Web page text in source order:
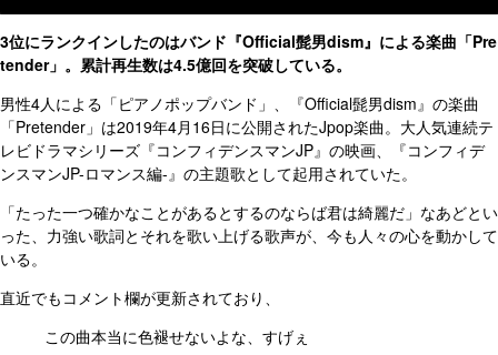
3位にランクインしたのはバンド『Official髭男dism』による楽曲「Pre
tender」。累計再生数は4.5億回を突破している。
男性4人による「ピアノポップバンド」、『Official髭男dism』の楽曲
「Pretender」は2019年4月16日に公開されたJpop楽曲。 大人気連続テ
レビドラマシリーズ『コンフィデンスマンJP』の映画、『コンフィデ
ンスマンJP-ロマンス編-』の主題歌として起用されていた。
「たった一つ確かなことがあるとするのならば君は綺麗だ」なあどとい
った、力強い歌詞とそれを歌い上げる歌声が、今も人々の心を動かして
いる。
直近でもコメント欄が更新されており、
この曲本当に色褪せないよな、すげぇ